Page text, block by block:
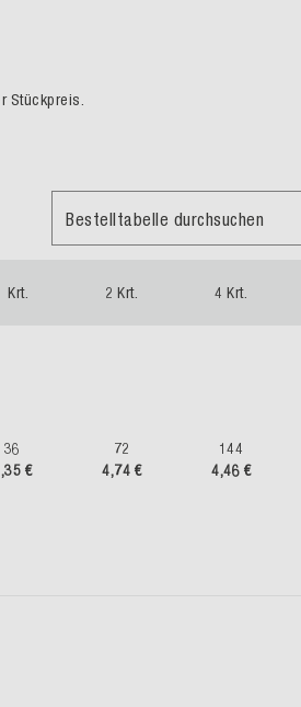
Stückpreis.
Bestelltabelle durchsuchen
Krt. 2 Krt. 4 Krt.
36
€
72
4,74 €
144
4,46 €